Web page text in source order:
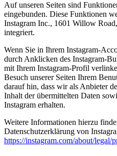
Auf unseren Seiten sind
eingebunden. Diese Funktionen
Instagram Inc., 1601 Willow
integriert.
Wenn Sie in Ihrem Instagram-
durch Anklicken des Instagram-
mit Ihrem Instagram-Profil
Besuch unserer Seiten Ihrem
darauf hin, dass wir als Anbieter
Inhalt der übermittelten Daten
Instagram erhalten.
Weitere Informationen hierzu
Datenschutzerklärung von
https://instagram.com/about/legal/